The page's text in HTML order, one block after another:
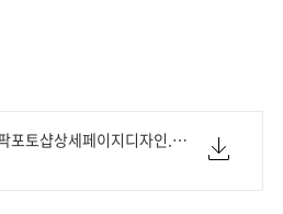
sample_매출팍팍포토샵상세페이지디자인.pdf